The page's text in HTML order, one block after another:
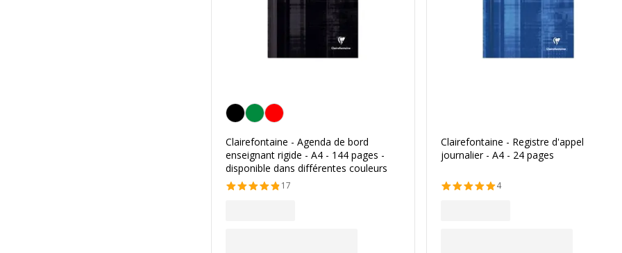
Personnalisation de la couleur
Clairefontaine - Agenda de bord
enseignant rigide - A4 - 144 pages -
disponible dans différentes couleurs
17
Clairefontaine - Registre d'appel
journalier - A4 - 24 pages
4